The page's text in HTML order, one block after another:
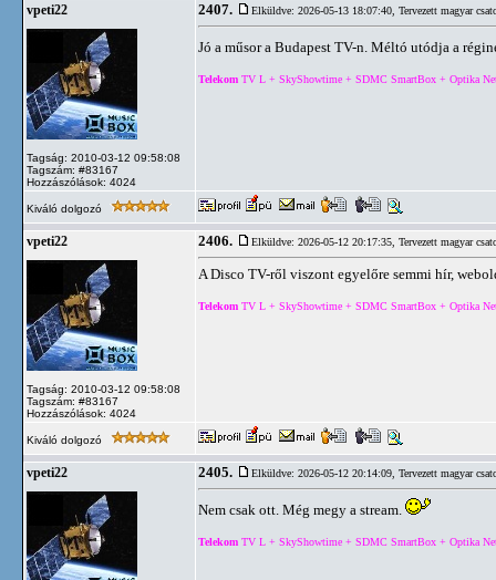
vpeti22
Tagság: 2010-03-12 09:58:08
Tagszám: #83167
Hozzászólások: 4024
2407. Elküldve: 2026-05-13 18:07:40, Tervezett magyar
Jó a műsor a Budapest TV-n. Méltó utódja a
Telekom TV L + SkyShowtime + SDMC SmartBox + Optika
Kiváló dolgozó
vpeti22
Tagság: 2010-03-12 09:58:08
Tagszám: #83167
Hozzászólások: 4024
2406. Elküldve: 2026-05-12 20:17:35, Tervezett magyar
A Disco TV-ről viszont egyelőre semmi hír,
Telekom TV L + SkyShowtime + SDMC SmartBox + Optika
Kiváló dolgozó
vpeti22 2405. Elküldve: 2026-05-12 20:14:09, Tervezett magyar
Nem csak ott. Még megy a stream.
Telekom TV L + SkyShowtime + SDMC SmartBox + Optika